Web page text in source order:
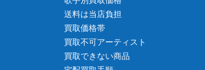
送料は当店負担
買取価格帯
買取不可アーティスト
買取できない商品